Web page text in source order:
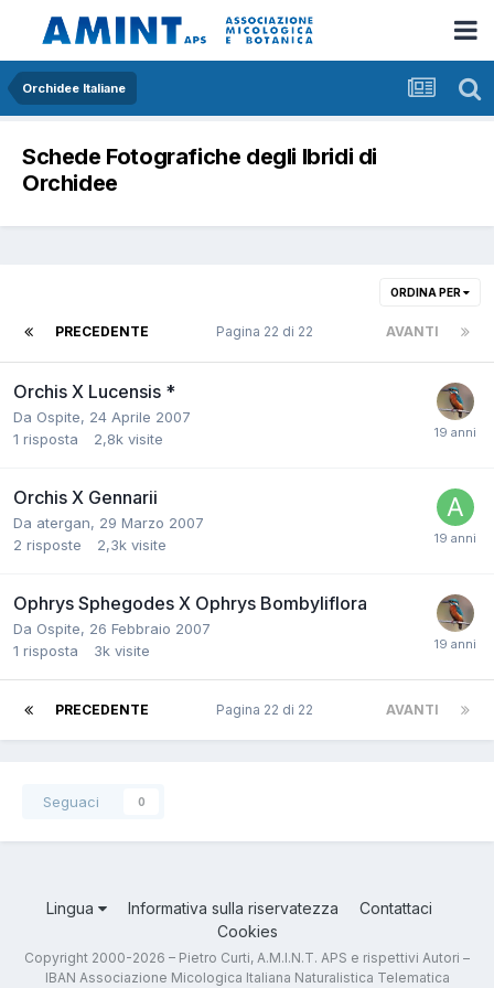
Orchidee Italiane
Schede Fotografiche degli Ibridi di
Orchidee
ORDINA PER
PRECEDENTE AVANTI
Pagina 22 di 22
Orchis X Lucensis *
Da Ospite, 24 Aprile 2007
1 risposta 2,8k visite
Orchis X Gennarii
Da atergan, 29 Marzo 2007
2 risposte 2,3k visite
Ophrys Sphegodes X Ophrys Bombyliflora
Da Ospite, 26 Febbraio 2007
1 risposta 3k visite
PRECEDENTE AVANTI
Pagina 22 di 22
Seguaci 0
Lingua Informativa sulla riservatezza
Contattaci
Cookies
Copyright 2000-2026 – Pietro Curti, A.M.I.N.T. APS e rispettivi Autori –
IBAN Associazione Micologica Italiana Naturalistica Telematica